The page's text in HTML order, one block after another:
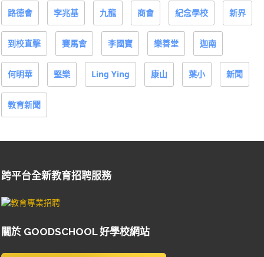
路德會 李兆基 九龍 商會 紀念學校 新界
到校直擊 賽馬會 李國寶 樂善堂 迦南
何明華 堅樂 Ling Ying 康山 葉小 新聞
教育新聞
跨平台全新教育招聘服務
關於 GOODSCHOOL 好學校網站